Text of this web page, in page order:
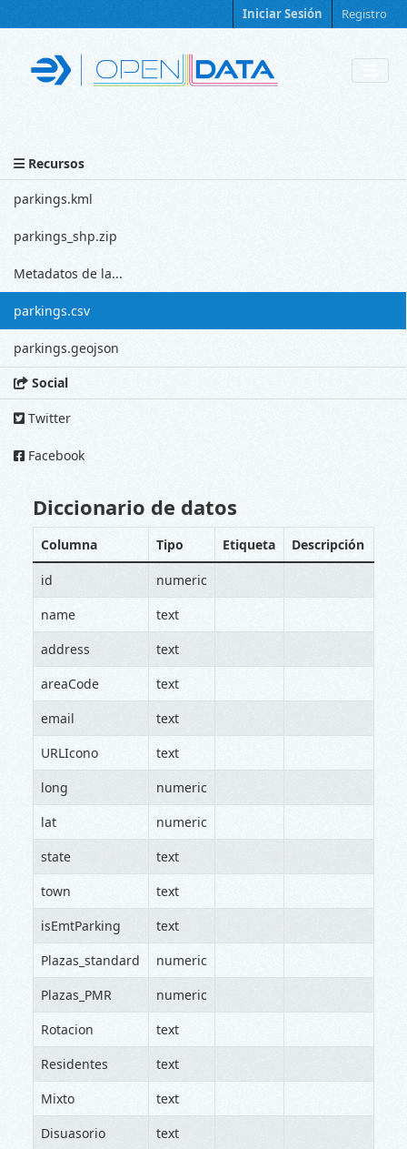
Iniciar Sesión Registro
Diccionario de datos
Columna Tipo Etiqueta Descripción
id
numeric
name
text
address
text
areaCode
text
email
text
URLIcono
text
long
numeric
lat
numeric
state
text
town
text
isEmtParking
text
Plazas_standard
numeric
Plazas_PMR
numeric
Rotacion
text
Residentes
text
Mixto
text
Disuasorio
text
Recursos
parkings.kml
parkings_shp.zip
Metadatos de la...
parkings.csv
parkings.geojson
Social
Twitter
Facebook